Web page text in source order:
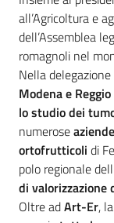
all’Agricoltura e
dell’Assemblea
romagnoli nel
Nella
Modena e
lo studio dei
numeroseaziende
ortofrutticoli di
polo regionale dell'
di valorizzazione
Oltre adArt-Er,